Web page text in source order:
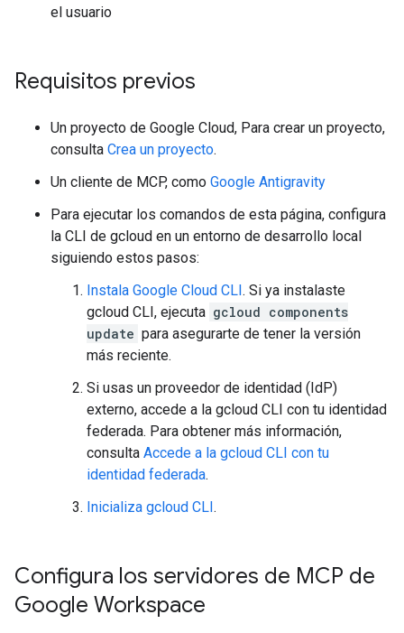
el usuario
Requisitos previos
Un proyecto de Google Cloud, Para crear un proyecto,
consulta Crea un proyecto.
Un cliente de MCP, como Google Antigravity
Para ejecutar los comandos de esta página, configura
la CLI de gcloud en un entorno de desarrollo local
siguiendo estos pasos:
Instala Google Cloud CLI. Si ya instalaste
gcloud CLI, ejecuta gcloud components
update para asegurarte de tener la versión
más reciente.
Si usas un proveedor de identidad (IdP)
externo, accede a la gcloud CLI con tu identidad
federada. Para obtener más información,
consulta Accede a la gcloud CLI con tu
identidad federada.
Inicializa gcloud CLI.
Configura los servidores de MCP de
Google Workspace